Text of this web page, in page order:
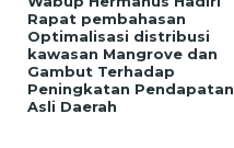
Rapat pembahasan
Optimalisasi distribusi
kawasan Mangrove dan
Gambut Terhadap
Peningkatan Pendapatan
Asli Daerah